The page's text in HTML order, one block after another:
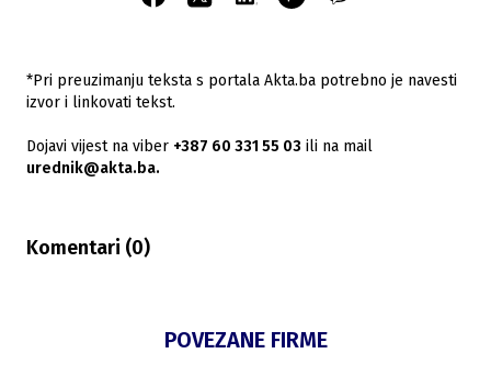
*Pri preuzimanju teksta s portala Akta.ba potrebno je navesti
izvor i linkovati tekst.
Dojavi vijest na viber +387 60 331 55 03 ili na mail
urednik@akta.ba.
Komentari (0)
POVEZANE FIRME